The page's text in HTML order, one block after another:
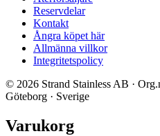
Reservdelar
Kontakt
Ångra köpet här
Allmänna villkor
Integritetspolicy
© 2026 Strand Stainless AB ·
Göteborg · Sverige
Varukorg